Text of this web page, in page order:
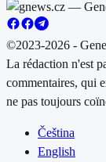
©2023-2026 -
La rédaction n'est
commentaires, qui
ne pas toujours
Čeština
English